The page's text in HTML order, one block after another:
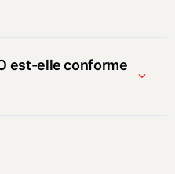
est-elle conforme